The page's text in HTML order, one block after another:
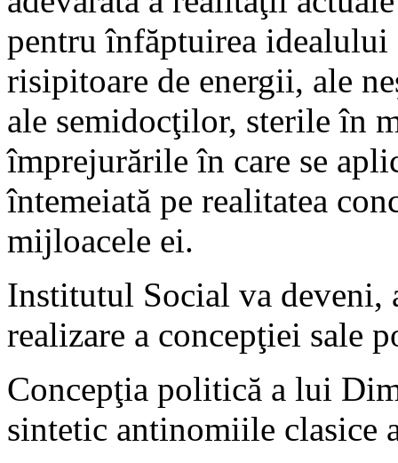
pentru înfăptuirea
risipitoare de energii, ale
ale semidocţilor, sterile în
împrejurările în care se
întemeiată pe realitatea
mijloacele ei.
Institutul Social va deveni,
realizare a concepţiei sale
Concepţia politică a lui
sintetic antinomiile clasice